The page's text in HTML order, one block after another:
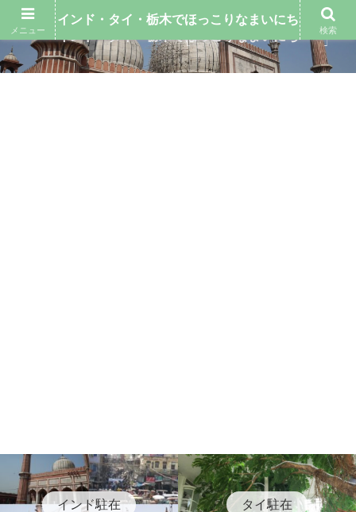
インド駐在 タイ駐在
メニュー
インド・タイ・栃木でほっこりなまいにち
検索